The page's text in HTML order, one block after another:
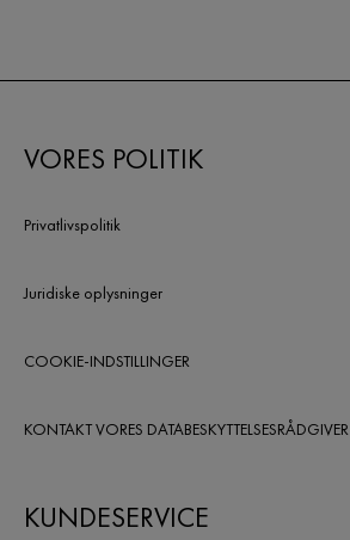
VORES POLITIK
Privatlivspolitik
Juridiske oplysninger
COOKIE-INDSTILLINGER
KONTAKT VORES DATABESKYTTELSESRÅDGIVER
KUNDESERVICE